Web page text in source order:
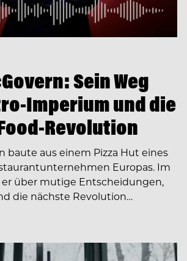
Sein Weg
Imperium und die
Revolution
baute aus einem Pizza Hut eines
Europas. Im
über mutige Entscheidungen,
die nächste Revolution…